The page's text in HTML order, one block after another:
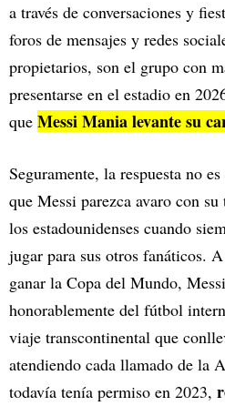
a través de conversaciones y
foros de mensajes y redes
propietarios, son el grupo con
presentarse en el estadio en
que Messi Mania levante su
Seguramente, la respuesta no
que Messi parezca avaro con
los estadounidenses cuando
jugar para sus otros fanáticos.
ganar la Copa del Mundo,
honorablemente del fútbol
viaje transcontinental que
atendiendo cada llamado de la
todavía tenía permiso en 2023,